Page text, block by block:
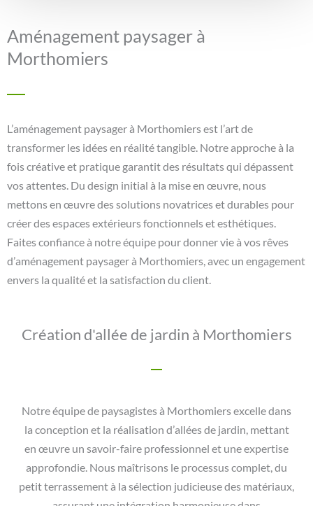
Aménagement paysager à
Morthomiers
L’aménagement paysager à Morthomiers est l’art de
transformer les idées en réalité tangible. Notre approche à la
fois créative et pratique garantit des résultats qui dépassent
vos attentes. Du design initial à la mise en œuvre, nous
mettons en œuvre des solutions novatrices et durables pour
créer des espaces extérieurs fonctionnels et esthétiques.
Faites confiance à notre équipe pour donner vie à vos rêves
d’aménagement paysager à Morthomiers, avec un engagement
envers la qualité et la satisfaction du client.
Création d'allée de jardin à Morthomiers
Notre équipe de paysagistes à Morthomiers excelle dans
la conception et la réalisation d’allées de jardin, mettant
en œuvre un savoir-faire professionnel et une expertise
approfondie. Nous maîtrisons le processus complet, du
petit terrassement à la sélection judicieuse des matériaux,